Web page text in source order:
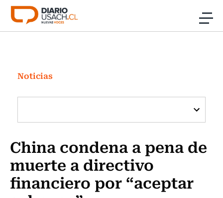
Click acá para ir directamente al contenido
Investigación
Cultura
Programas Radio y TV Usach
Noticias
China condena a pena de
muerte a directivo
financiero por “aceptar